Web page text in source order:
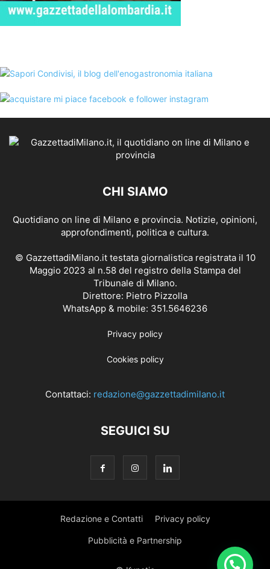
CHI SIAMO
Quotidiano on line di Milano e provincia. Notizie, opinioni,
approfondimenti, politica e cultura.
© GazzettadiMilano.it testata giornalistica registrata il 10
Maggio 2023 al n.58 del registro della Stampa del
Tribunale di Milano.
Direttore: Pietro Pizzolla
WhatsApp & mobile: 351.5646236
Privacy policy
Cookies policy
Contattaci: redazione@gazzettadimilano.it
SEGUICI SU
Redazione e Contatti Privacy policy
Pubblicità e Partnership